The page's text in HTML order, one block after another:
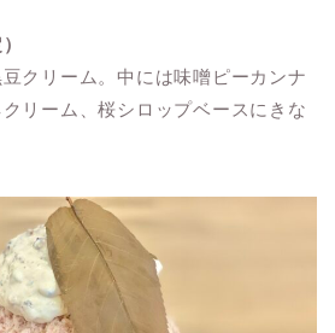
豆クリーム。中には味噌ピーカンナ
リーム、桜シロップベースにきな